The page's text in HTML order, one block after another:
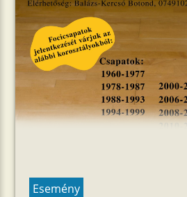
Esemény